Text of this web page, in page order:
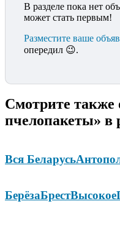
В разделе пока нет
может стать первым!
Разместите ваше
опередил 😉.
Смотрите
пчелопакеты» в
Вся Беларусь
БерёзаБрестВысокое